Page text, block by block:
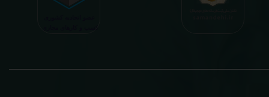
با درخواست و ارسال خود کاربر انجام میگیرد و ما تابع اصول اخلاق پزشکی و حرفه ای